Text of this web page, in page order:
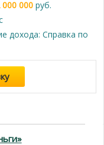
000 000руб.
дохода: Справка по